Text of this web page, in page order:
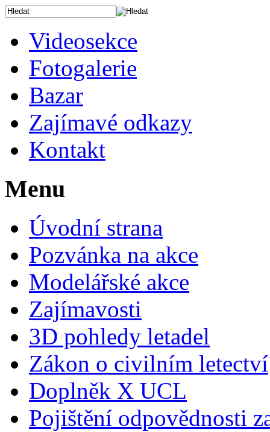
Videosekce
Fotogalerie
Bazar
Zajímavé odkazy
Kontakt
Menu
Úvodní strana
Pozvánka na akce
Modelářské akce
Zajímavosti
3D pohledy letadel
Zákon o civilním letectví
Doplněk X UCL
Pojištění odpovědnosti